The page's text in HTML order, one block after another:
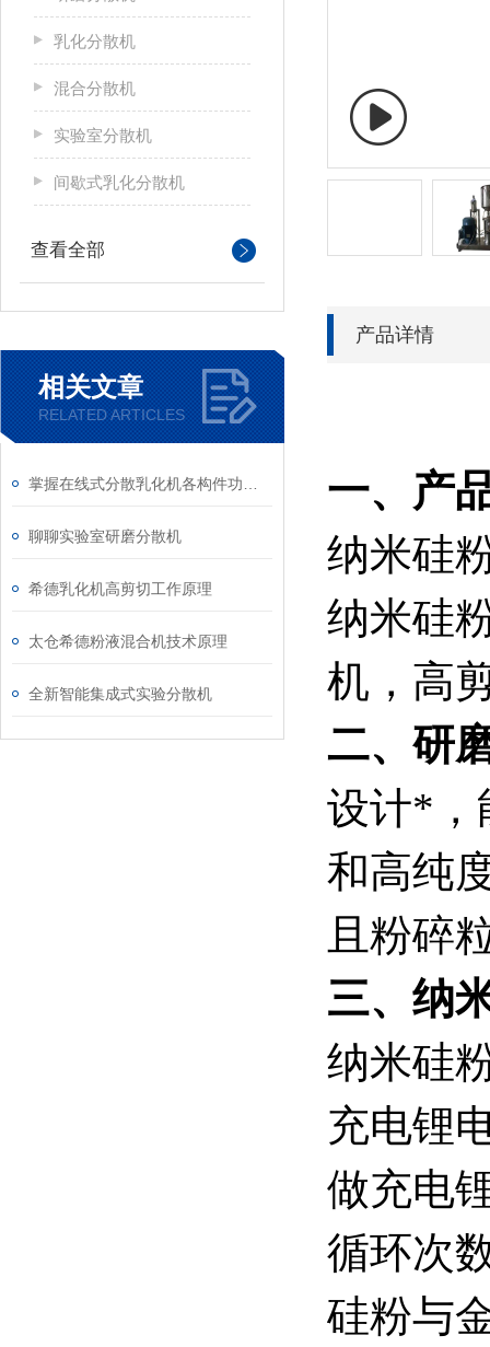
乳化分散机
混合分散机
实验室分散机
间歇式乳化分散机
查看全部
相关文章
RELATED ARTICLES
聊聊实验室研磨分散机
希德乳化机高剪切工作原理
太仓希德粉液混合机技术原理
全新智能集成式实验分散机
产品详情
一、产
纳米硅
纳米硅
机，高
二、研
设计*，
和高纯
且粉碎
三、纳
纳米硅
充电锂
做充电
循环次
硅粉与